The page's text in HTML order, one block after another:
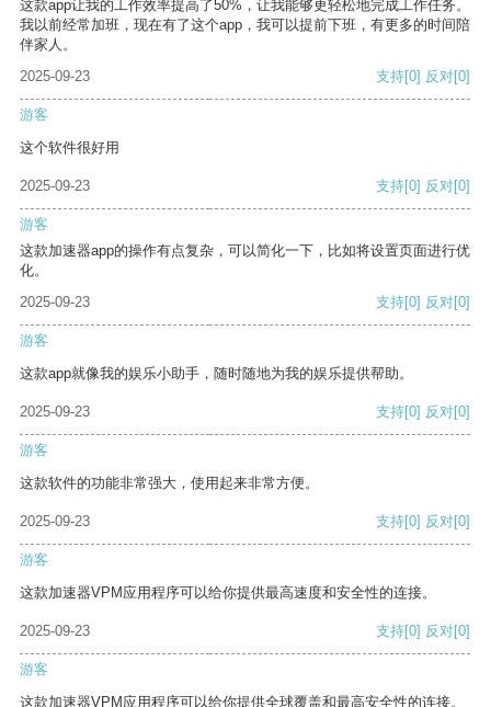
这款app让我的工作效率提高了50%，让我能够更轻松地完成工作任务。
我以前经常加班，现在有了这个app，我可以提前下班，有更多的时间陪
伴家人。
2025-09-23
支持[0] 反对[0]
游客
这个软件很好用
2025-09-23 支持[0] 反对[0]
游客
这款加速器app的操作有点复杂，可以简化一下，比如将设置页面进行优
化。
2025-09-23
支持[0] 反对[0]
游客
这款app就像我的娱乐小助手，随时随地为我的娱乐提供帮助。
2025-09-23 支持[0] 反对[0]
游客
这款软件的功能非常强大，使用起来非常方便。
2025-09-23 支持[0] 反对[0]
游客
这款加速器VPM应用程序可以给你提供最高速度和安全性的连接。
2025-09-23 支持[0] 反对[0]
游客
这款加速器VPM应用程序可以给你提供全球覆盖和最高安全性的连接。